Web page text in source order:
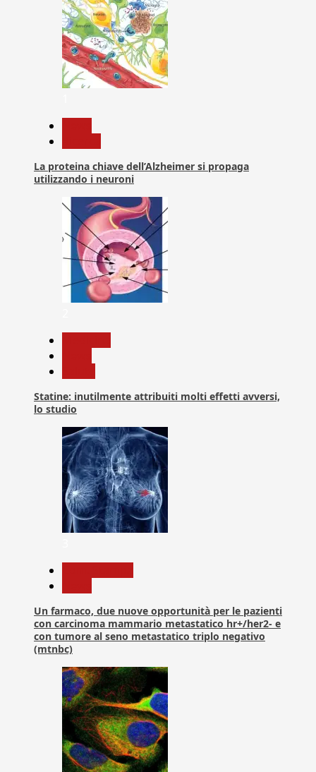
La proteina chiave dell’Alzheimer si propaga
utilizzando i neuroni
Statine: inutilmente attribuiti molti effetti avversi,
lo studio
Un farmaco, due nuove opportunità per le pazienti
con carcinoma mammario metastatico hr+/her2- e
con tumore al seno metastatico triplo negativo
(mtnbc)